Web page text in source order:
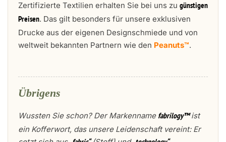
Zertifizierte Textilien erhalten Sie bei uns zu günstigen
Preisen. Das gilt besonders für unsere exklusiven
Drucke aus der eigenen Designschmiede und von
weltweit bekannten Partnern wie den Peanuts™.
Übrigens
Wussten Sie schon? Der Markenname fabrilogy™ist
ein Kofferwort, das unsere Leidenschaft vereint: Er